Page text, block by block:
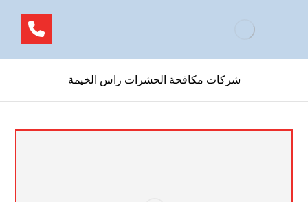
شركات مكافحة الحشرات راس الخيمة